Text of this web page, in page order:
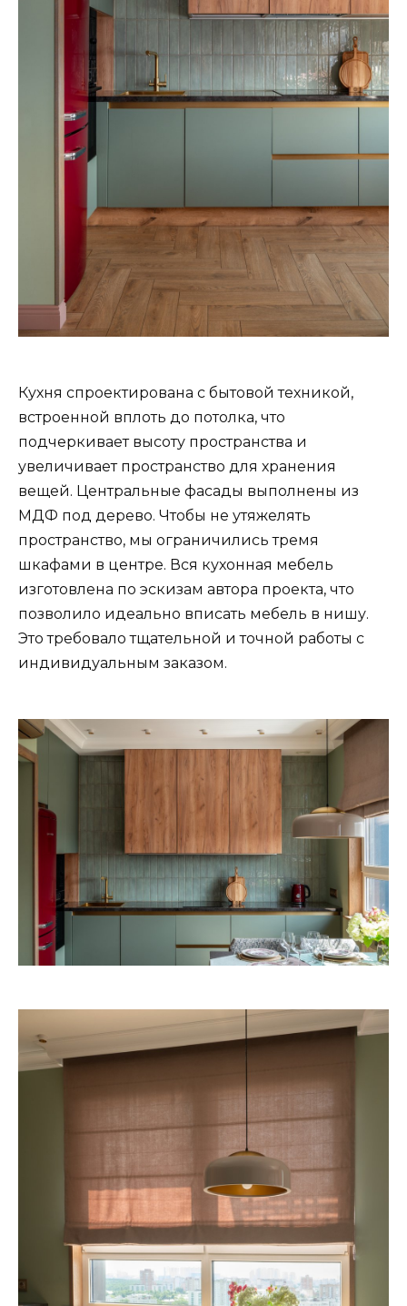
Кухня спроектирована с бытовой техникой,
встроенной вплоть до потолка, что
подчеркивает высоту пространства и
увеличивает пространство для хранения
вещей. Центральные фасады выполнены из
МДФ под дерево. Чтобы не утяжелять
пространство, мы ограничились тремя
шкафами в центре. Вся кухонная мебель
изготовлена ​​по эскизам автора проекта, что
позволило идеально вписать мебель в нишу.
Это требовало тщательной и точной работы с
индивидуальным заказом.